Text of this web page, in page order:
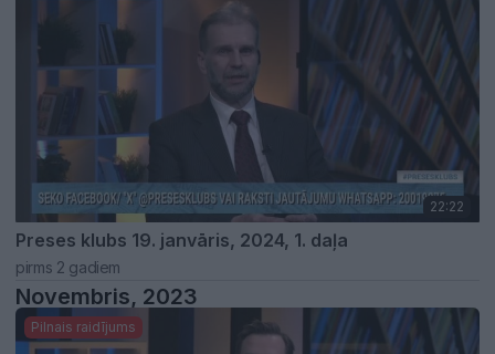
22:22
Preses klubs 19. janvāris, 2024, 1. daļa
pirms 2 gadiem
Novembris, 2023
Pilnais raidījums